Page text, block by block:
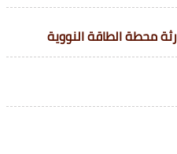
محطة الطاقة النووية